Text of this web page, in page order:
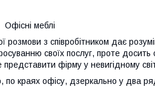
Офісні меблі
з співробітником дає
своїх послуг, проте
фірму у невигідному
по краях офісу, дзеркально у два